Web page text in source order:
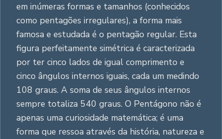
em inúmeras formas e tamanhos (conhecidos
como pentagões irregulares), a forma mais
famosa e estudada é o pentagão regular. Esta
figura perfeitamente simétrica é caracterizada
por ter cinco lados de igual comprimento e
cinco ângulos internos iguais, cada um medindo
108 graus. A soma de seus ângulos internos
sempre totaliza 540 graus. O Pentágono não é
apenas uma curiosidade matemática; é uma
forma que ressoa através da história, natureza e